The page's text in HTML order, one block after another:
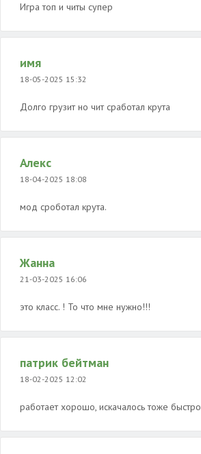
Игра топ и читы супер
имя
18-05-2025 15:32
Долго грузит но чит сработал крута
Алекс
18-04-2025 18:08
мод сроботал крута.
Жанна
21-03-2025 16:06
это класс. ! То что мне нужно!!!
патрик бейтман
18-02-2025 12:02
работает хорошо, искачалось тоже быстро